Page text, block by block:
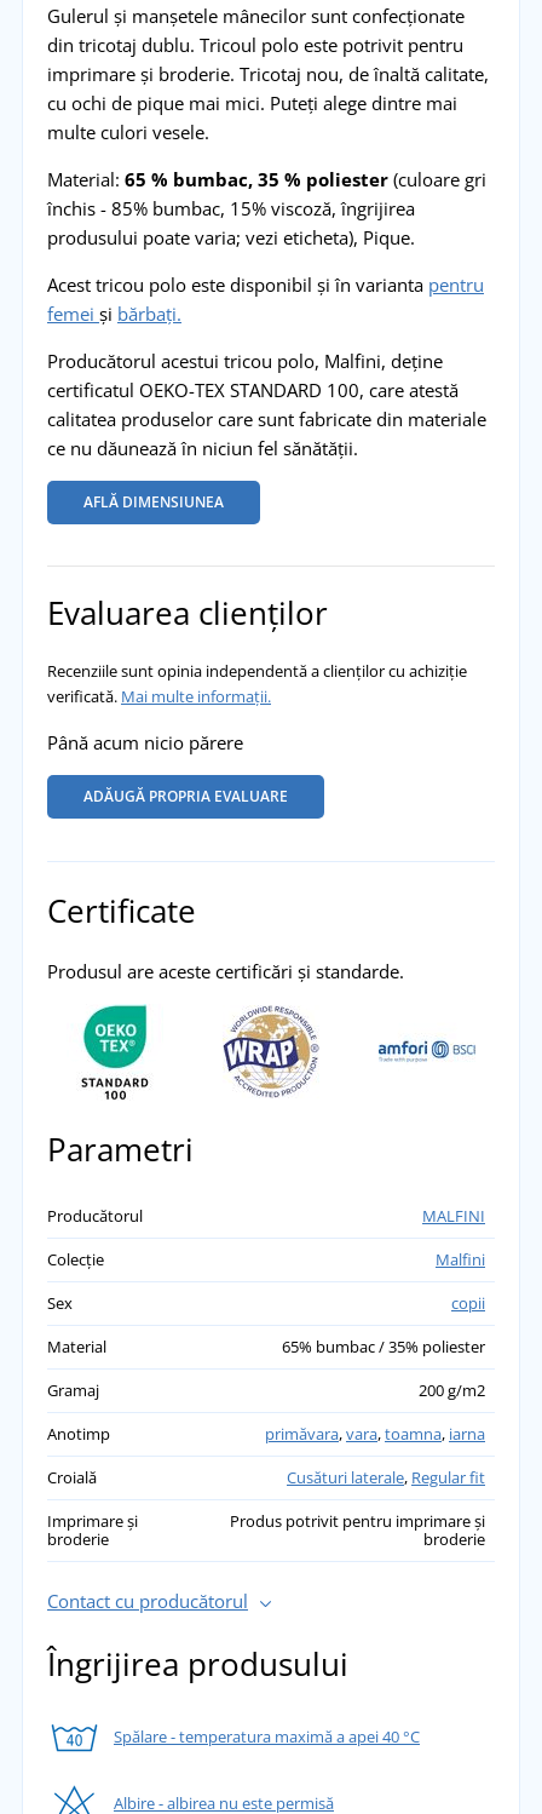
Gulerul și manșetele mânecilor sunt confecționate
din tricotaj dublu. Tricoul polo este potrivit pentru
imprimare și broderie. Tricotaj nou, de înaltă calitate,
cu ochi de pique mai mici. Puteți alege dintre mai
multe culori vesele.
Material: 65 % bumbac, 35 % poliester(culoare gri
închis - 85% bumbac, 15% viscoză, îngrijirea
produsului poate varia; vezi eticheta), Pique.
Acest tricou polo este disponibil și în varianta pentru
femei și bărbați.
Producătorul acestui tricou polo, Malfini, deține
certificatul OEKO-TEX STANDARD 100, care atestă
calitatea produselor care sunt fabricate din materiale
ce nu dăunează în niciun fel sănătății.
AFLĂ DIMENSIUNEA
Evaluarea clienților
Recenziile sunt opinia independentă a clienților cu achiziție
verificată. Mai multe informații.
Până acum nicio părere
ADĂUGĂ PROPRIA EVALUARE
Certificate
Produsul are aceste certificări și standarde.
Parametri
Producătorul
MALFINI
Colecție
Malfini
Sex
copii
Material
65% bumbac / 35% poliester
Gramaj
200 g/m2
Anotimp
primăvara,vara,toamna, iarna
Croială
Cusături laterale, Regular fit
Imprimare și
broderie
Produs potrivit pentru imprimare și
broderie
Contact cu producătorul
Îngrijirea produsului
Spălare - temperatura maximă a apei 40 °C
Albire - albirea nu este permisă